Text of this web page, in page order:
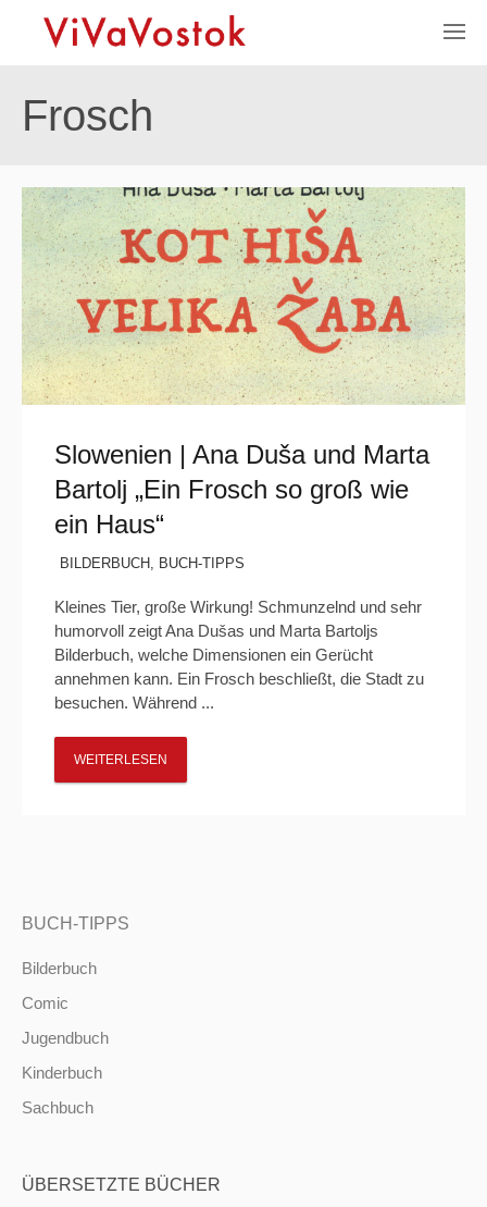
Frosch
Slowenien | Ana Duša und Marta
Bartolj „Ein Frosch so groß wie
ein Haus“
BILDERBUCH , BUCH-TIPPS
Kleines Tier, große Wirkung! Schmunzelnd und sehr
humorvoll zeigt Ana Dušas und Marta Bartoljs
Bilderbuch, welche Dimensionen ein Gerücht
annehmen kann. Ein Frosch beschließt, die Stadt zu
besuchen. Während ...
WEITERLESEN
BUCH-TIPPS
Bilderbuch
Comic
Jugendbuch
Kinderbuch
Sachbuch
ÜBERSETZTE BÜCHER